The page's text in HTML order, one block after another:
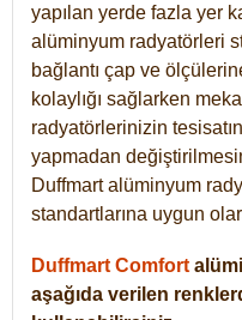
yapılan yerde fazla yer
alüminyum radyatörleri
bağlantı çap ve
kolaylığı sağlarken
radyatörlerinizin
yapmadan
Duffmart alüminyum
standartlarına uygun
Duffmart Comfort
aşağıda verilen